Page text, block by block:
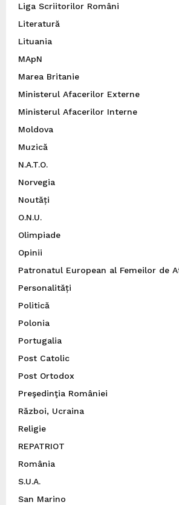
Liga Scriitorilor Români
Literatură
Lituania
MApN
Marea Britanie
Ministerul Afacerilor Externe
Ministerul Afacerilor Interne
Moldova
Muzică
N.A.T.O.
Norvegia
Noutăți
O.N.U.
Olimpiade
Opinii
Patronatul European al Femeilor de
Personalități
Politică
Polonia
Portugalia
Post Catolic
Post Ortodox
Preşedinţia României
Război, Ucraina
Religie
REPATRIOT
România
S.U.A.
San Marino